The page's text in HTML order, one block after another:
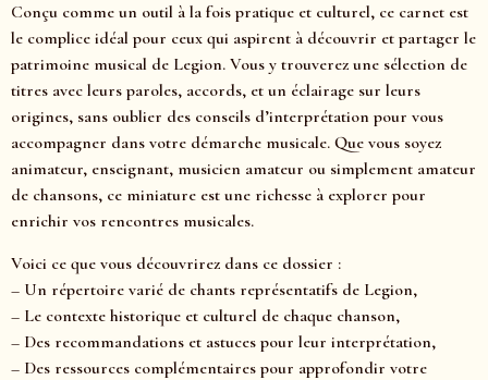
Conçu comme un outil à la fois pratique et culturel, ce carnet est
le complice idéal pour ceux qui aspirent à découvrir et partager le
patrimoine musical de Legion. Vous y trouverez une sélection de
titres avec leurs paroles, accords, et un éclairage sur leurs
origines, sans oublier des conseils d’interprétation pour vous
accompagner dans votre démarche musicale. Que vous soyez
animateur, enseignant, musicien amateur ou simplement amateur
de chansons, ce miniature est une richesse à explorer pour
enrichir vos rencontres musicales.
Voici ce que vous découvrirez dans ce dossier :
– Un répertoire varié de chants représentatifs de Legion,
– Le contexte historique et culturel de chaque chanson,
– Des recommandations et astuces pour leur interprétation,
– Des ressources complémentaires pour approfondir votre